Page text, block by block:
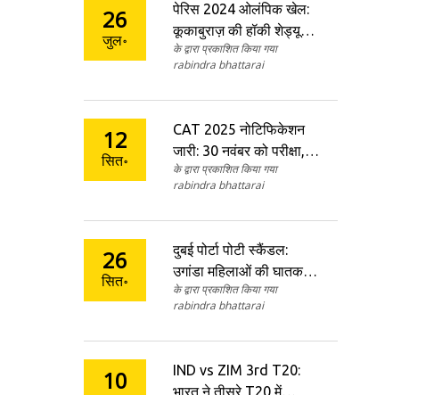
26
जुल॰
पेरिस 2024 ओलंपिक खेल:
कूकाबुराज़ की हॉकी शेड्यूल
और मुकाबले की चुनौतियाँ
के द्वारा प्रकाशित किया गया
rabindra bhattarai
12
सित॰
CAT 2025 नोटिफिकेशन
जारी: 30 नवंबर को परीक्षा,
रजिस्ट्रेशन 1 अगस्त से—
सम्पूर्ण गाइड
के द्वारा प्रकाशित किया गया
rabindra bhattarai
26
सित॰
दुबई पोर्टा पोटी स्कैंडल:
उगांडा महिलाओं की घातक
तस्करी नेटवर्क का खुलासा
के द्वारा प्रकाशित किया गया
rabindra bhattarai
10
IND vs ZIM 3rd T20:
भारत ने तीसरे T20 में